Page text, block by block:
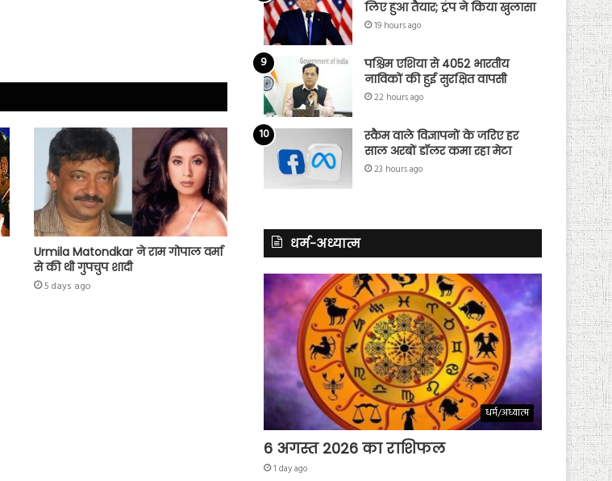
Urmila Matondkar ने राम गोपाल वर्मा
से की थी गुपचुप शादी
5 days ago
लिए हुआ तैयार; ट्रंप ने किया खुलासा
19 hours ago
पश्चिम एशिया से 4052 भारतीय
नाविकों की हुई सुरक्षित वापसी
22 hours ago
स्कैम वाले विज्ञापनों के जरिए हर
साल अरबों डॉलर कमा रहा मेटा
23 hours ago
धर्म-अध्यात्म
धर्म/अध्यात्म
6 अगस्त 2026 का राशिफल
1 day ago